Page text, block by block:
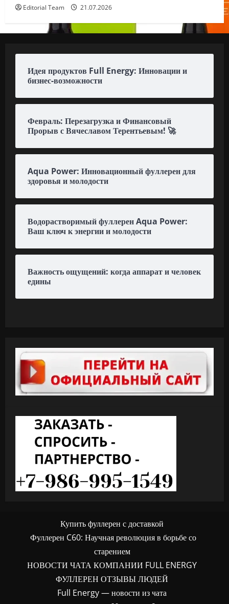
Editorial Team 21.07.2026
Идея продуктов Full Energy: Инновации и
бизнес-возможности
Февраль: Перезагрузка и Финансовый
Прорыв с Вячеславом Терентьевым! 🚀
Aqua Power: Инновационный фуллерен для
здоровья и молодости
Водорастворимый фуллерен Aqua Power:
Ваш ключ к энергии и молодости
Важность ощущений: когда аппарат и человек
едины
Купить фуллерен с доставкой
Фуллерен C60: Научная революция в борьбе со
старением
НОВОСТИ ЧАТА КОМПАНИИ FULL ENERGY
ФУЛЛЕРЕН ОТЗЫВЫ ЛЮДЕЙ
Full Energy — новости из чата